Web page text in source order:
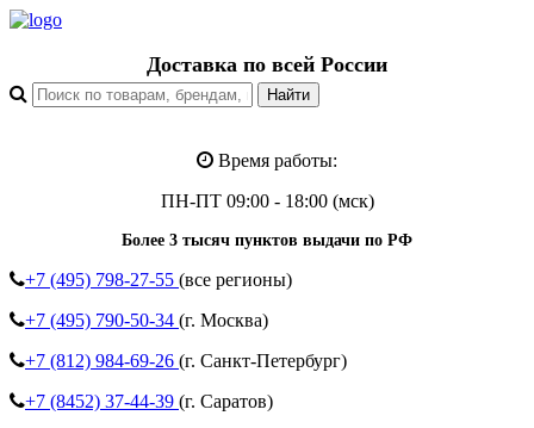
Доставка по всей России
Время работы:
ПН-ПТ 09:00 - 18:00 (мск)
Более 3 тысяч пунктов выдачи по РФ
+7 (495) 798-27-55 (все регионы)
+7 (495) 790-50-34 (г. Москва)
+7 (812) 984-69-26 (г. Санкт-Петербург)
+7 (8452) 37-44-39 (г. Саратов)